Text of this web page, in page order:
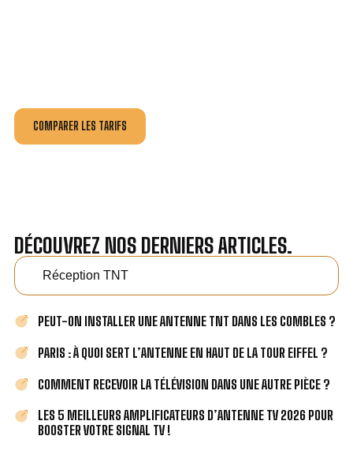
COMPARER LES TARIFS
DÉCOUVREZ NOS DERNIERS ARTICLES.
Réception TNT
PEUT-ON INSTALLER UNE ANTENNE TNT DANS LES COMBLES ?
PARIS : À QUOI SERT L’ANTENNE EN HAUT DE LA TOUR EIFFEL ?
COMMENT RECEVOIR LA TÉLÉVISION DANS UNE AUTRE PIÈCE ?
LES 5 MEILLEURS AMPLIFICATEURS D’ANTENNE TV 2026 POUR
BOOSTER VOTRE SIGNAL TV !